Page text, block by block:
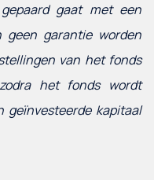
gaat met een
garantie worden
van het fonds
het fonds wordt
geïnvesteerde kapitaal